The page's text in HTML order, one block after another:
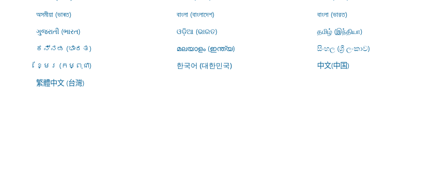
অসমীয়া (ভাৰত) বাংলা (বাংলাদেশ) বাংলা (ভারত)
ગુજરાતી (ભારત)
ଓଡ଼ିଆ (ଭାରତ) தமிழ் (இந்தியா)
ಕನ್ನಡ (ಭಾರತ)
മലയാളം (ഇന്ത്യ) සිංහල (ශ්‍රී ලංකාව)
ខ្មែរ (កម្ពុជា)
한국어 (대한민국) 中文(中国)
繁體中文 (台灣)